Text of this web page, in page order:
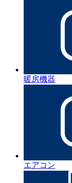
暖房機器
エアコン